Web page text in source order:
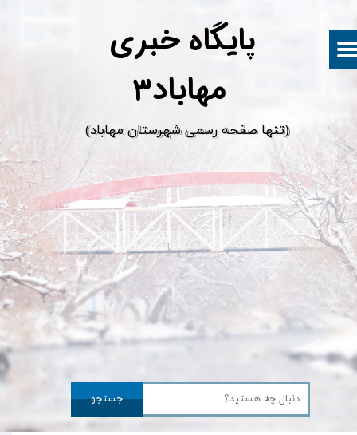
پایگاه خبری
​(تنها صفحه رسمی شهرستان مهاباد)
جستجو